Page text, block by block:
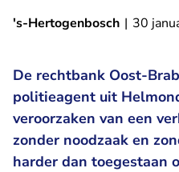
's-Hertogenbosch | 30
De rechtbank Oost-
politieagent uit
veroorzaken van een
zonder noodzaak en
harder dan toegestaan